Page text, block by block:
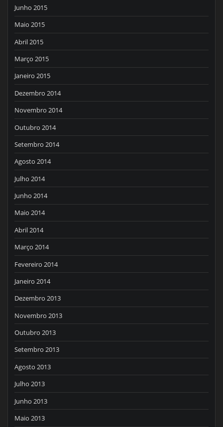
Junho 2015
Maio 2015
Abril 2015
Março 2015
Janeiro 2015
Dezembro 2014
Novembro 2014
Outubro 2014
Setembro 2014
Agosto 2014
Julho 2014
Junho 2014
Maio 2014
Abril 2014
Março 2014
Fevereiro 2014
Janeiro 2014
Dezembro 2013
Novembro 2013
Outubro 2013
Setembro 2013
Agosto 2013
Julho 2013
Junho 2013
Maio 2013